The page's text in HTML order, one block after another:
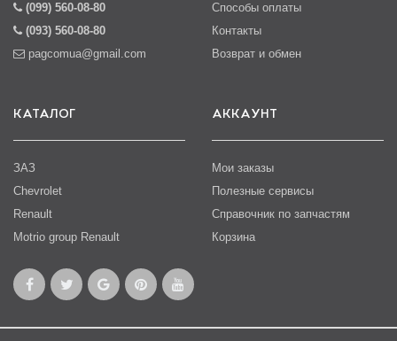
(099) 560-08-80
(093) 560-08-80
pagcomua@gmail.com
Способы оплаты
Контакты
Возврат и обмен
КАТАЛОГ
ЗАЗ
Chevrolet
Renault
Motrio group Renault
АККАУНТ
Мои заказы
Полезные сервисы
Справочник по запчастям
Корзина